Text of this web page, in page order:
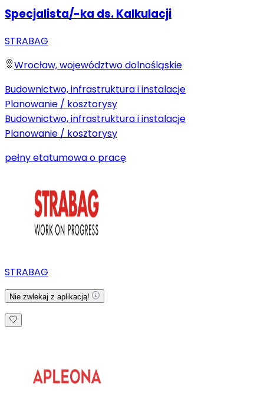
Specjalista/-ka ds. Kalkulacji
STRABAG
Wrocław, województwo dolnośląskie
Budownictwo, infrastruktura i instalacje
Planowanie / kosztorysy
Budownictwo, infrastruktura i instalacje
Planowanie / kosztorysy
pełny etatumowa o pracę
STRABAG
Nie zwlekaj z aplikacją!